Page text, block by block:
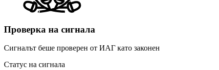
Проверка на сигнала
Сигналът беше проверен от ИАГ като законен
Статус на сигнала